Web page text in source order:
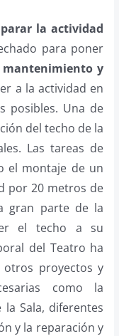
la actividad
para poner
mantenimiento y
a la actividad en
posibles. Una de
del techo de la
Las tareas de
el montaje de un
por 20 metros de
gran parte de la
el techo a su
del Teatro ha
proyectos y
como la
Sala, diferentes
y la reparación y